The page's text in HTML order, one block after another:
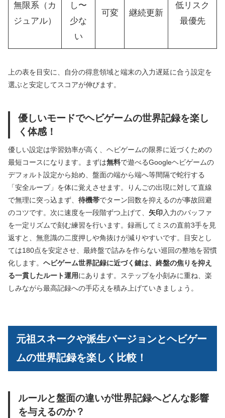
無限系（カ
ジュアル）
し〜
少な
い
可変 継続更新
低リスク
最優先
上の表を目安に、自分の得意領域と端末の入力遅延に合う設定を
選ぶと安定してスコアが伸びます。
優しいモードでヘビゲームの世界記録を楽し
く体感！
優しい設定は学習効率が高く、ヘビゲームの限界に近づくための
最短コースになります。まずは無料で遊べるGoogleヘビゲームの
デフォルト設定から始め、盤面の端から端へ等間隔で蛇行する
「安全ループ」を体に覚えさせます。りんごの出現に対して直線
で無理に突っ込まず、 待機帯でターン回数を抑えるのが事故回避
のコツです。次に速度を一段階ずつ上げて、 矢印入力のバッファ
を一定リズムで刻む練習を行います。録画してミスの直前3手を見
返すと、無意識の二度押しや角抜けが減りやすいです。目安とし
ては180点を安定させ、最終盤で詰みを作らない巡回の整地を習慣
化します。 ヘビゲーム世界記録に近づく鍵は、終盤の焦りを抑え
る一貫したルート運用にあります。ステップを小刻みに重ね、楽
しみながら最高記録への手応えを積み上げていきましょう。
元祖スネークや派生バージョンとヘビゲー
ムの世界記録を楽しく比較！
ルールと盤面の違いが世界記録へどんな影響
を与えるのか？